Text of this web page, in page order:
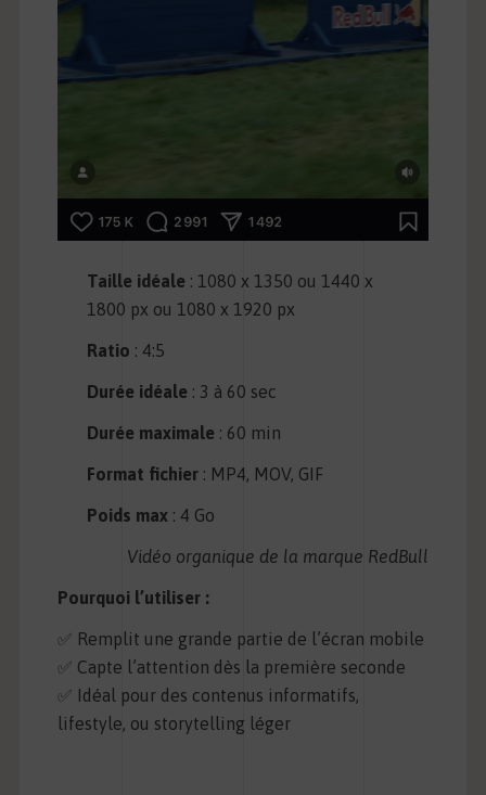
Taille idéale : 1080 x 1350 ou 1440 x
1800 px ou 1080 x 1920 px
Ratio : 4:5
Durée idéale : 3 à 60 sec
Durée maximale : 60 min
Format fichier : MP4, MOV, GIF
Poids max : 4 Go
Vidéo organique de la marque RedBull
Pourquoi l’utiliser :
✅ Remplit une grande partie de l’écran mobile
✅ Capte l’attention dès la première seconde
✅ Idéal pour des contenus informatifs,
lifestyle, ou storytelling léger